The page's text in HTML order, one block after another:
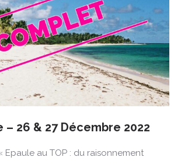
– 26 & 27 Décembre 2022
Epaule au TOP : du raisonnement